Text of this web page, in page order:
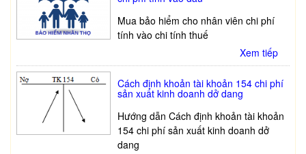
Mua bảo hiểm cho nhân viên chi phí
tính vào chi tính thuế
Xem tiếp
Cách định khoản tài khoản 154 chi phí
sản xuất kinh doanh dở dang
Hướng dẫn Cách định khoản tài khoản
154 chi phí sản xuất kinh doanh dở
dang